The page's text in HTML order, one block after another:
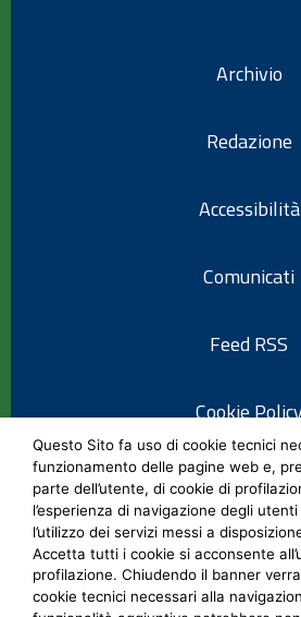
Archivio
Redazione
Accessibilità
Comunicati
Feed RSS
Cookie
Informativa
Note legali
Questo Sito fa uso di cookie tecnici
funzionamento delle pagine web e,
parte dell’utente, di cookie di
l’esperienza di navigazione degli
l’utilizzo dei servizi messi a
Accetta tutti i cookie si acconsente
profilazione. Chiudendo il banner
cookie tecnici necessari alla